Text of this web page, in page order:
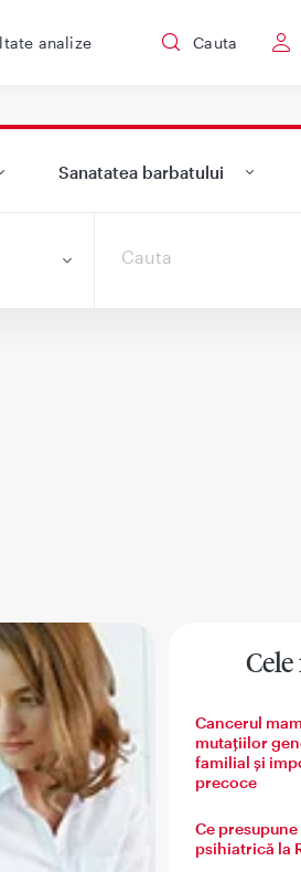
analize Cauta
Sanatatea barbatului
barbatului
Cancerul
mutațiilor
familial și
precoce
Ce
psihiatrică la